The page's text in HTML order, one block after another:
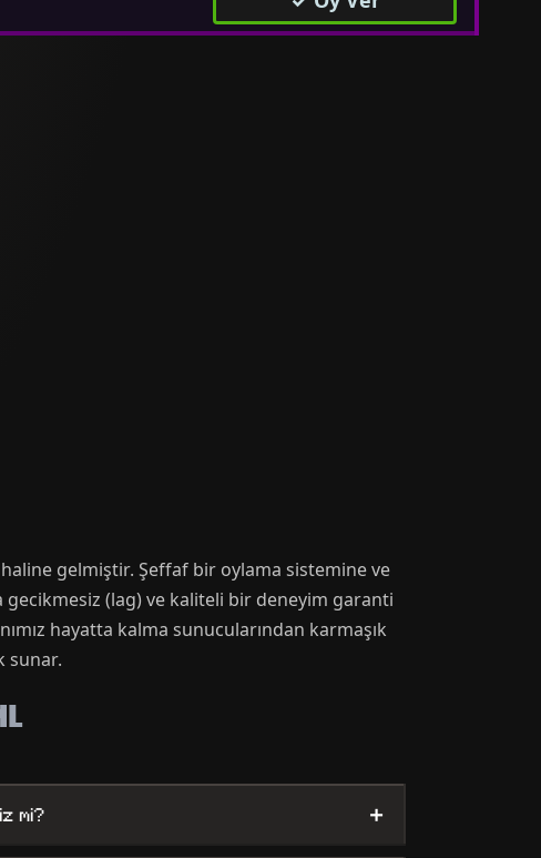
gelmiştir. Şeffaf bir oylama sistemine ve
(lag) ve kaliteli bir deneyim garanti
hayatta kalma sunucularından karmaşık
sunar.
mi? +